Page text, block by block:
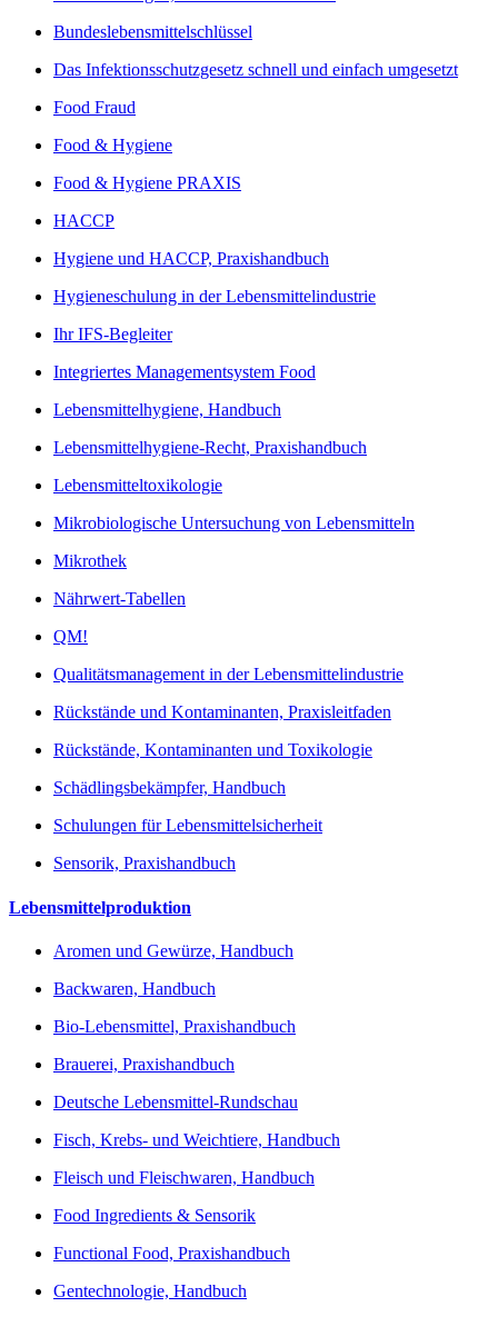
Bundeslebensmittelschlüssel
Das Infektionsschutzgesetz schnell und einfach umgesetzt
Food Fraud
Food & Hygiene
Food & Hygiene PRAXIS
HACCP
Hygiene und HACCP, Praxishandbuch
Hygieneschulung in der Lebensmittelindustrie
Ihr IFS-Begleiter
Integriertes Managementsystem Food
Lebensmittelhygiene, Handbuch
Lebensmittelhygiene-Recht, Praxishandbuch
Lebensmitteltoxikologie
Mikrobiologische Untersuchung von Lebensmitteln
Mikrothek
Nährwert-Tabellen
QM!
Qualitätsmanagement in der Lebensmittelindustrie
Rückstände und Kontaminanten, Praxisleitfaden
Rückstände, Kontaminanten und Toxikologie
Schädlingsbekämpfer, Handbuch
Schulungen für Lebensmittelsicherheit
Sensorik, Praxishandbuch
Lebensmittelproduktion
Aromen und Gewürze, Handbuch
Backwaren, Handbuch
Bio-Lebensmittel, Praxishandbuch
Brauerei, Praxishandbuch
Deutsche Lebensmittel-Rundschau
Fisch, Krebs- und Weichtiere, Handbuch
Fleisch und Fleischwaren, Handbuch
Food Ingredients & Sensorik
Functional Food, Praxishandbuch
Gentechnologie, Handbuch